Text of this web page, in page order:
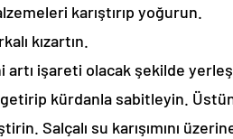
karıştırıp yoğurun.
kızartın.
artı işareti olacak şekilde
kürdanla sabitleyin.
Salçalı su karışımını